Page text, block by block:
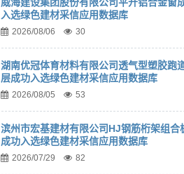
威海建设集团股份有限公司平开铝合金窗
入选绿色建材采信应用数据库
2026/08/06 30
湖南优冠体育材料有限公司透气型塑胶跑
层成功入选绿色建材采信应用数据库
2026/08/05 53
滨州市宏基建材有限公司HJ钢筋桁架组合
成功入选绿色建材采信应用数据库
2026/07/29 82